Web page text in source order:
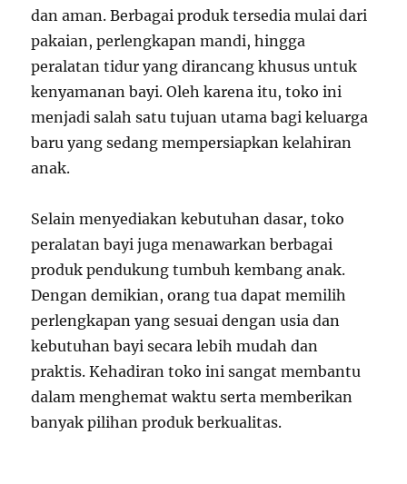
dan aman. Berbagai produk tersedia mulai dari
pakaian, perlengkapan mandi, hingga
peralatan tidur yang dirancang khusus untuk
kenyamanan bayi. Oleh karena itu, toko ini
menjadi salah satu tujuan utama bagi keluarga
baru yang sedang mempersiapkan kelahiran
anak.
Selain menyediakan kebutuhan dasar, toko
peralatan bayi juga menawarkan berbagai
produk pendukung tumbuh kembang anak.
Dengan demikian, orang tua dapat memilih
perlengkapan yang sesuai dengan usia dan
kebutuhan bayi secara lebih mudah dan
praktis. Kehadiran toko ini sangat membantu
dalam menghemat waktu serta memberikan
banyak pilihan produk berkualitas.